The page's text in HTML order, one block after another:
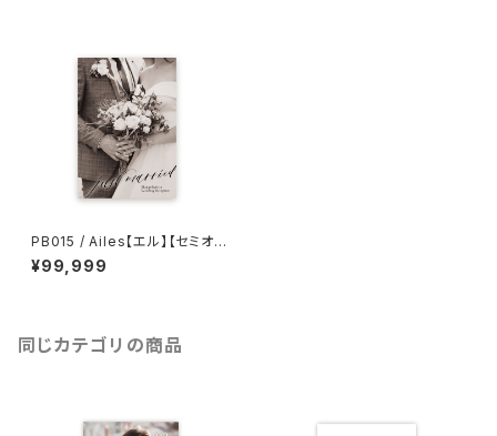
PB015 / Ailes【エル】【セミオー
ダー】8P構成 結婚式プロフィー
ルブック
¥99,999
同じカテゴリの商品